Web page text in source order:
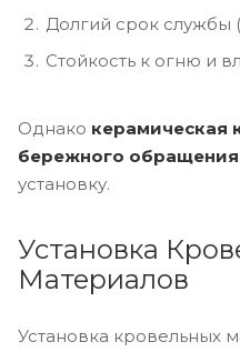
Долгий срок службы
Стойкость к огню и
Однако керамическая
бережного обращения
установку.
Установка
Материалов
Установка кровельных